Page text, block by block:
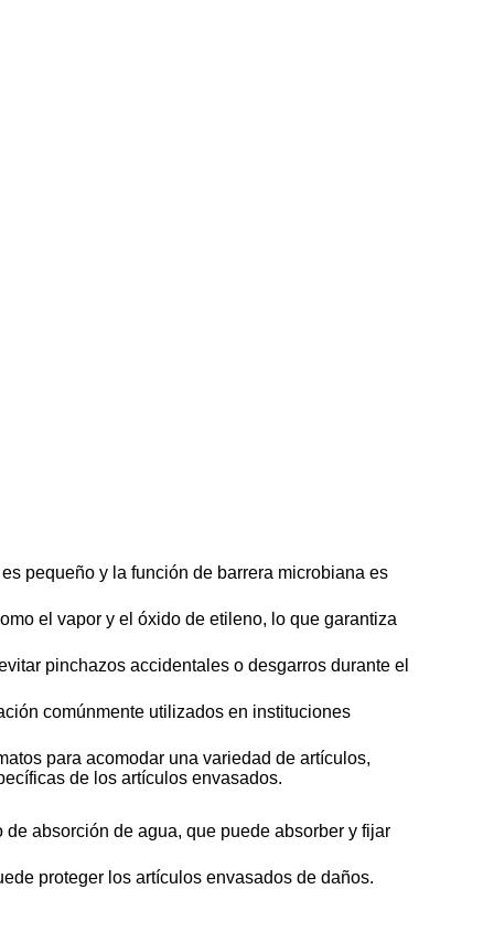
pequeño y la función de barrera microbiana es
el vapor y el óxido de etileno, lo que garantiza
pinchazos accidentales o desgarros durante el
comúnmente utilizados en instituciones
para acomodar una variedad de artículos,
de los artículos envasados.
absorción de agua, que puede absorber y fijar
proteger los artículos envasados de daños.